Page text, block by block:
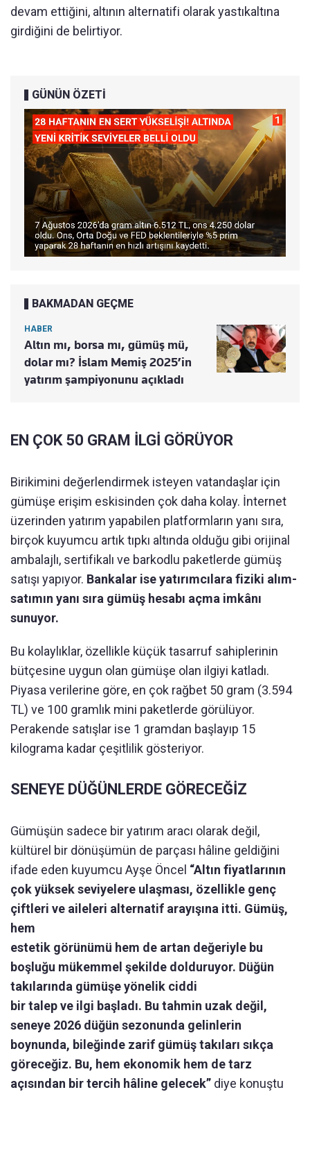
devam ettiğini, altının alternatifi olarak yastıkaltına
girdiğini de belirtiyor.
GÜNÜN ÖZETİ
BAKMADAN GEÇME
HABER
Altın mı, borsa mı, gümüş mü,
dolar mı? İslam Memiş 2025’in
yatırım şampiyonunu açıkladı
EN ÇOK 50 GRAM İLGİ GÖRÜYOR
Birikimini değerlendirmek isteyen vatandaşlar için
gümüşe erişim eskisinden çok daha kolay. İnternet
üzerinden yatırım yapabilen platformların yanı sıra,
birçok kuyumcu artık tıpkı altında olduğu gibi orijinal
ambalajlı, sertifikalı ve barkodlu paketlerde gümüş
satışı yapıyor. Bankalar ise yatırımcılara fiziki alım-
satımın yanı sıra gümüş hesabı açma imkânı
sunuyor.
Bu kolaylıklar, özellikle küçük tasarruf sahiplerinin
bütçesine uygun olan gümüşe olan ilgiyi katladı.
Piyasa verilerine göre, en çok rağbet 50 gram (3.594
TL) ve 100 gramlık mini paketlerde görülüyor.
Perakende satışlar ise 1 gramdan başlayıp 15
kilograma kadar çeşitlilik gösteriyor.
SENEYE DÜĞÜNLERDE GÖRECEĞİZ
Gümüşün sadece bir yatırım aracı olarak değil,
kültürel bir dönüşümün de parçası hâline geldiğini
ifade eden kuyumcu Ayşe Öncel “Altın fiyatlarının
çok yüksek seviyelere ulaşması, özellikle genç
çiftleri ve aileleri alternatif arayışına itti. Gümüş,
hem
estetik görünümü hem de artan değeriyle bu
boşluğu mükemmel şekilde dolduruyor. Düğün
takılarında gümüşe yönelik ciddi
bir talep ve ilgi başladı. Bu tahmin uzak değil,
seneye 2026 düğün sezonunda gelinlerin
boynunda, bileğinde zarif gümüş takıları sıkça
göreceğiz. Bu, hem ekonomik hem de tarz
açısından bir tercih hâline gelecek” diye konuştu